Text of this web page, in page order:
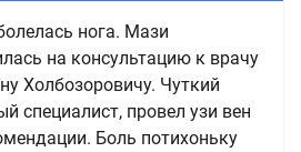
нога. Мази
на консультацию к врачу
Холбозоровичу. Чуткий
специалист, провел узи вен
Боль потихоньку